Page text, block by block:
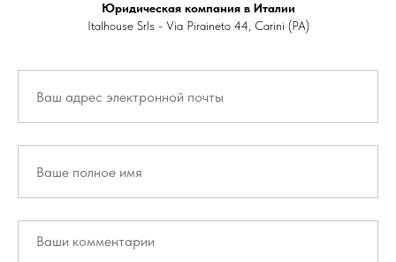
Юридическая компания в Италии
Italhouse Srls - Via Piraineto 44, Carini (PA)